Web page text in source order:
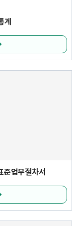
계
준업무절차서